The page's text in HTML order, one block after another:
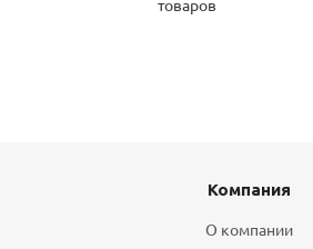
товаров
Компания
О компании